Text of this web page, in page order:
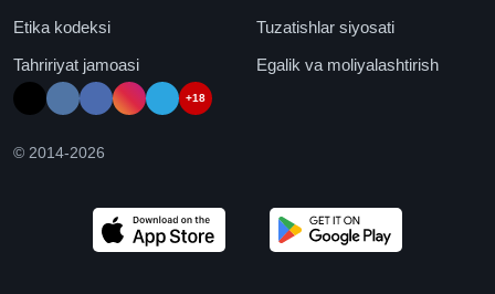
Etika kodeksi
Tuzatishlar siyosati
Tahririyat jamoasi
Egalik va moliyalashtirish
+18
© 2014-2026